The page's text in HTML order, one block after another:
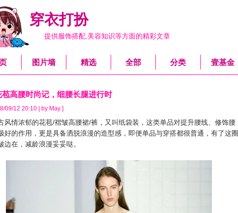
穿衣打扮
提供服饰搭配,美容知识等方面的精彩文章
图片墙 精选 全部 分类 壹基金
苞高腰时尚记，细腰长腿进行时
09/12 20:10 | by May ]
情浓郁的花苞/褶皱高腰裙/裤，又叫纸袋装，这类单品对提升腰线、修饰腰
好的作用，更是具备洒脱浪漫的造型感，即便单品与穿搭都很普通，有了这圈
边在，减龄浪漫妥妥哒。